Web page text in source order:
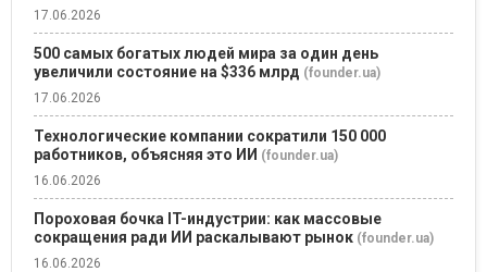
17.06.2026
500 самых богатых людей мира за один день
увеличили состояние на $336 млрд (founder.ua)
17.06.2026
Технологические компании сократили 150 000
работников, объясняя это ИИ (founder.ua)
16.06.2026
Пороховая бочка IT-индустрии: как массовые
сокращения ради ИИ раскалывают рынок (founder.ua)
16.06.2026